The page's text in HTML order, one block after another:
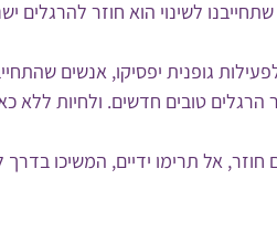
לשינוי הוא חוזר להרגלים
גופנית יפסיקו, אנשים
הרגלים טובים חדשים. ולחיות
אל תרימו ידיים, המשיכו